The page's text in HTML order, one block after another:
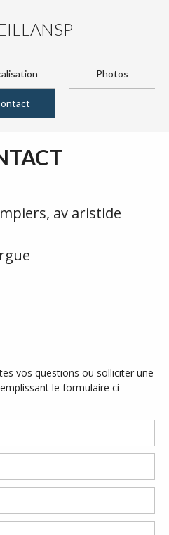
Photos
av aristide
vos questions ou solliciter une
le formulaire ci-